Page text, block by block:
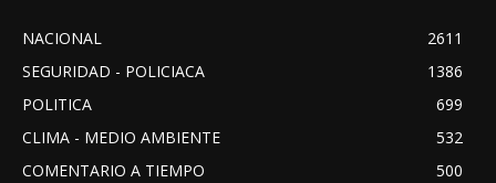
NACIONAL
2611
SEGURIDAD - POLICIACA
1386
POLITICA
699
CLIMA - MEDIO AMBIENTE
532
COMENTARIO A TIEMPO
500